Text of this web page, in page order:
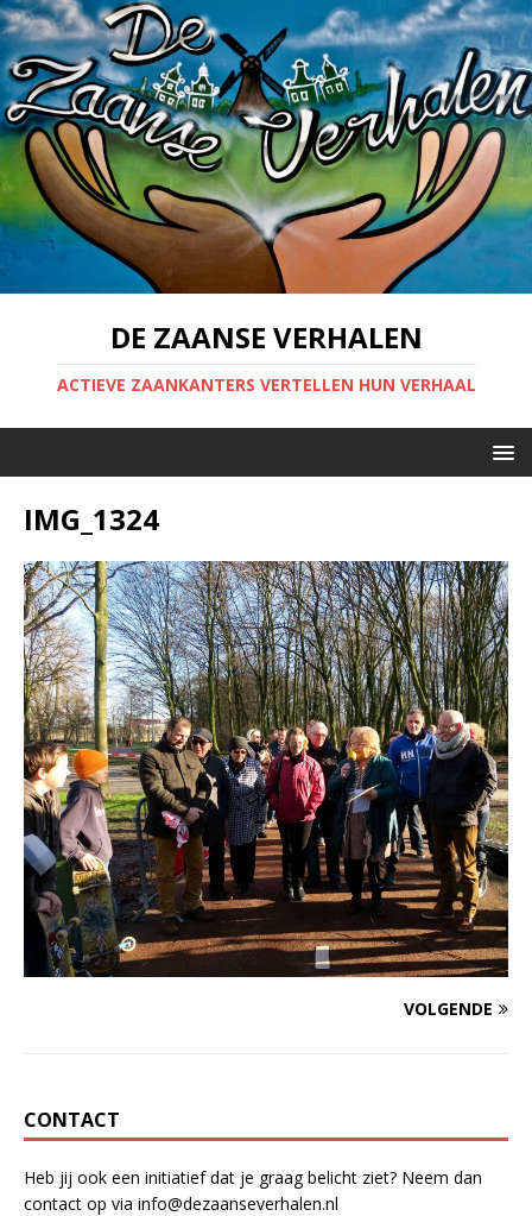
DE ZAANSE VERHALEN
ACTIEVE ZAANKANTERS VERTELLEN HUN VERHAAL
IMG_1324
VOLGENDE
CONTACT
Heb jij ook een initiatief dat je graag belicht ziet? Neem dan
contact op via info@dezaanseverhalen.nl